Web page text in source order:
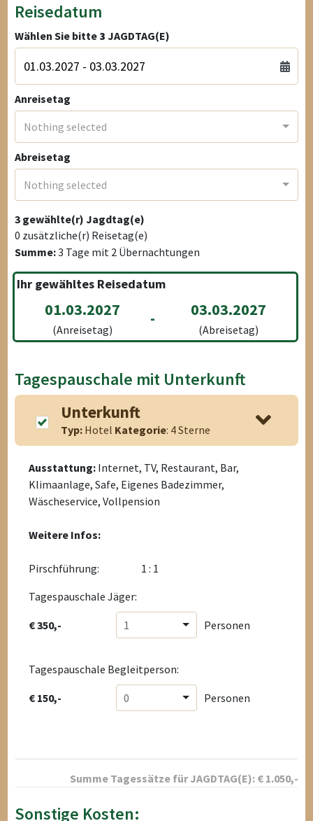
Reisedatum
Wählen Sie bitte 3 JAGDTAG(E)
Anreisetag
Nothing selected
Abreisetag
Nothing selected
3 gewählte(r) Jagdtag(e)
0 zusätzliche(r) Reisetag(e)
Summe:3 Tage mit 2 Übernachtungen
Ihr gewähltes Reisedatum
01.03.2027
(Anreisetag)
- 03.03.2027
(Abreisetag)
Tagespauschale mit Unterkunft
Unterkunft
Typ: Hotel Kategorie: 4 Sterne
Ausstattung: Internet, TV, Restaurant, Bar,
Klimaanlage, Safe, Eigenes Badezimmer,
Wäscheservice, Vollpension
Weitere Infos:
Pirschführung:
1 : 1
Tagespauschale Jäger:
€ 350,- 1 Personen
Tagespauschale Begleitperson:
€ 150,- 0 Personen
Summe Tagessätze fürJAGDTAG(E): € 1.050,-
Sonstige Kosten: